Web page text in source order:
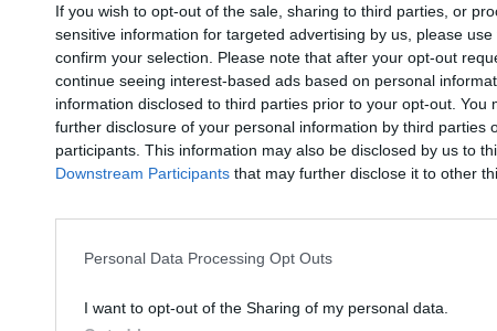
If you wish to opt-out of the sale, sharing to third parties, or
sensitive information for targeted advertising by us, please
confirm your selection. Please note that after your opt-out
continue seeing interest-based ads based on personal
information disclosed to third parties prior to your opt-out. You
further disclosure of your personal information by third parties
participants. This information may also be disclosed by us to
Downstream Participants that may further disclose it to other
Personal Data Processing Opt Outs
I want to opt-out of the Sharing of my personal data.
por onde quiser, quer encontrar caça rapidamente e não irá sequer ligar às
de fazer exercício e pisar terrenos, e vai ser difícil que se volte a centrar em
forma irreflexiva, algo que nos desespera.